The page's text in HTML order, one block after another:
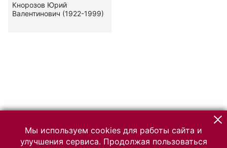
Кнорозов Юрий
Валентинович (1922-1999)
Мы используем cookies для работы сайта и
улучшения сервиса. Продолжая пользоваться